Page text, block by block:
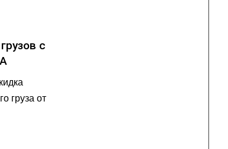
с
груза от